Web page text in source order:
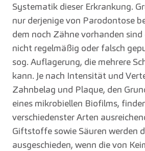
Systematik dieser Erkrankung.
nur derjenige von Parodontose
dem noch Zähne vorhanden sind
nicht regelmäßig oder falsch
sog. Auflagerung, die mehrere
kann. Je nach Intensität und
Zahnbelag und Plaque, den
eines mikrobiellen Biofilms,
verschiedenster Arten
Giftstoffe sowie Säuren werden
ausgeschieden, wenn die von